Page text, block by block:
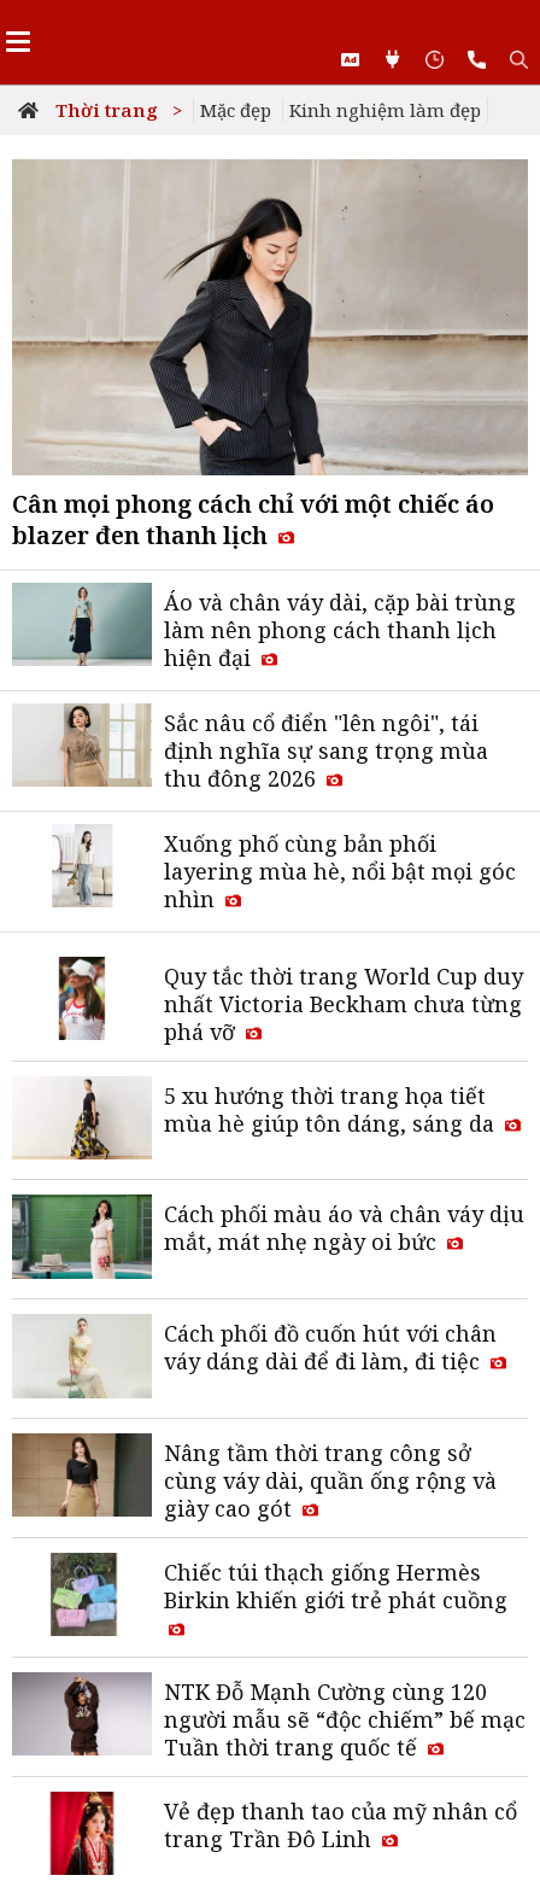
Thời trang > Mặc đẹp Kinh nghiệm làm đẹp
Cân mọi phong cách chỉ với một chiếc áo
blazer đen thanh lịch
Áo và chân váy dài, cặp bài trùng
làm nên phong cách thanh lịch
hiện đại
Sắc nâu cổ điển "lên ngôi", tái
định nghĩa sự sang trọng mùa
thu đông 2026
Xuống phố cùng bản phối
layering mùa hè, nổi bật mọi góc
nhìn
Quy tắc thời trang World Cup duy
nhất Victoria Beckham chưa từng
phá vỡ
5 xu hướng thời trang họa tiết
mùa hè giúp tôn dáng, sáng da
Cách phối màu áo và chân váy dịu
mắt, mát nhẹ ngày oi bức
Cách phối đồ cuốn hút với chân
váy dáng dài để đi làm, đi tiệc
Nâng tầm thời trang công sở
cùng váy dài, quần ống rộng và
giày cao gót
Chiếc túi thạch giống Hermès
Birkin khiến giới trẻ phát cuồng
NTK Đỗ Mạnh Cường cùng 120
người mẫu sẽ “độc chiếm” bế mạc
Tuần thời trang quốc tế
Vẻ đẹp thanh tao của mỹ nhân cổ
trang Trần Đô Linh